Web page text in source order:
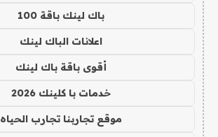
باك لينك باقة 100
اعلانات الباك لينك
أقوى باقة باك لينك
خدمات با كلينك 2026
موقع تجاربنا تجارب الحياه